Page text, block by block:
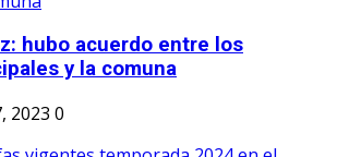
hubo acuerdo entre los
y la comuna
2023 0